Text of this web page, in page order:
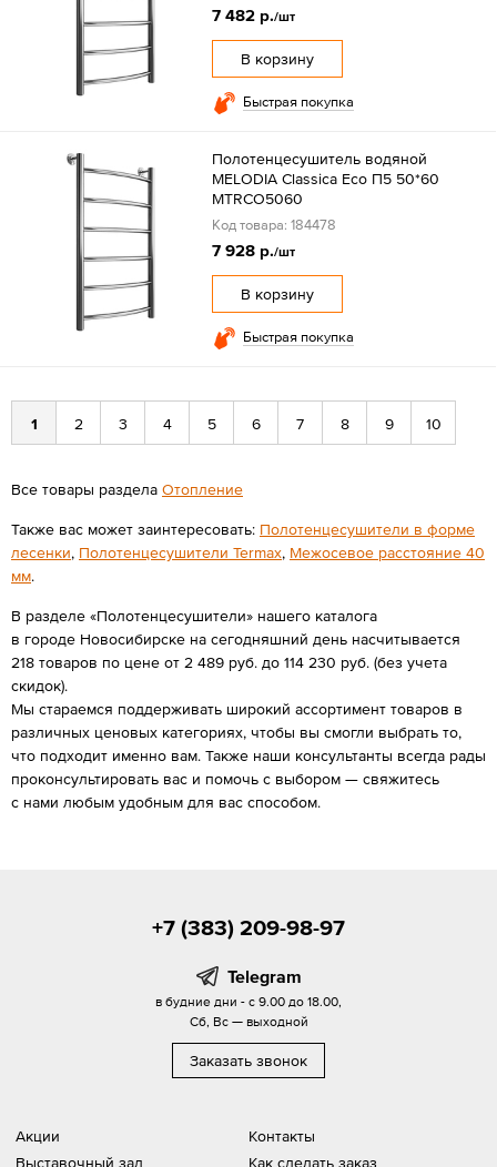
7 482 р./шт
В корзину
Быстрая покупка
Полотенцесушитель водяной
MELODIA Classica Eco П5 50*60
MTRCO5060
Код товара: 184478
7 928 р./шт
В корзину
Быстрая покупка
1 2 3 4 5 6 7 8 9 10
Все товары раздела Отопление
Также вас может заинтересовать: Полотенцесушители в форме
лесенки, Полотенцесушители Termax, Межосевое расстояние 40
мм.
В разделе «Полотенцесушители» нашего каталога
в городе Новосибирске на сегодняшний день насчитывается
218 товаров по цене от 2 489 руб. до 114 230 руб. (без учета
скидок).
Мы стараемся поддерживать широкий ассортимент товаров в
различных ценовых категориях, чтобы вы смогли выбрать то,
что подходит именно вам. Также наши консультанты всегда рады
проконсультировать вас и помочь с выбором — свяжитесь
с нами любым удобным для вас способом.
Акции
Выставочный зал
Контакты
Как сделать заказ
+7 (383) 209-98-97
Telegram
в будние дни - с 9.00 до 18.00,
Сб, Вс — выходной
Заказать звонок